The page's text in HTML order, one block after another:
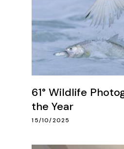
61° Wildlife
the Year
15/10/2025